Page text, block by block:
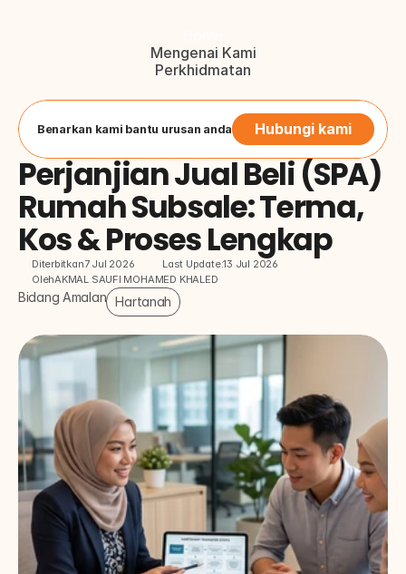
Mengenai Kami
Perkhidmatan
Hubungi Kami
Button
Benarkan kami bantu urusan anda Hubungi kami
Perjanjian Jual Beli (SPA)
Rumah Subsale: Terma,
Kos & Proses Lengkap
Diterbitkan7 Jul 2026 Last Update:13 Jul 2026
OlehAKMAL SAUFI MOHAMED KHALED
Bidang Amalan Hartanah